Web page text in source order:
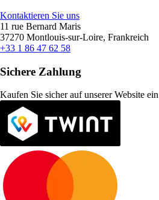
Kontaktieren Sie uns
11 rue Bernard Maris
37270 Montlouis-sur-Loire, Frankreich
+33 1 86 47 62 58
Sichere Zahlung
Kaufen Sie sicher auf unserer Website ein